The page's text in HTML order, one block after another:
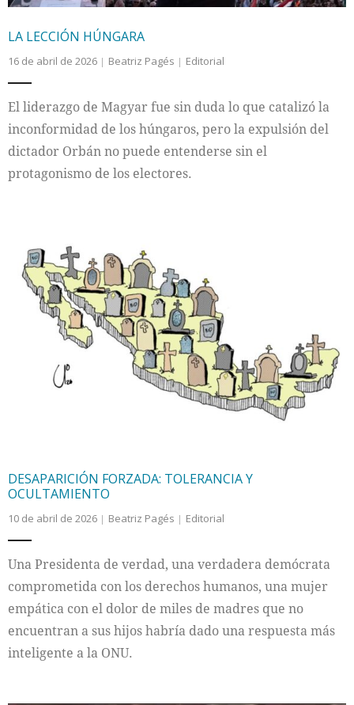
LA LECCIÓN HÚNGARA
16 de abril de 2026 Beatriz Pagés Editorial
El liderazgo de Magyar fue sin duda lo que catalizó la
inconformidad de los húngaros, pero la expulsión del
dictador Orbán no puede entenderse sin el
protagonismo de los electores.
DESAPARICIÓN FORZADA: TOLERANCIA Y
OCULTAMIENTO
10 de abril de 2026 Beatriz Pagés Editorial
Una Presidenta de verdad, una verdadera demócrata
comprometida con los derechos humanos, una mujer
empática con el dolor de miles de madres que no
encuentran a sus hijos habría dado una respuesta más
inteligente a la ONU.